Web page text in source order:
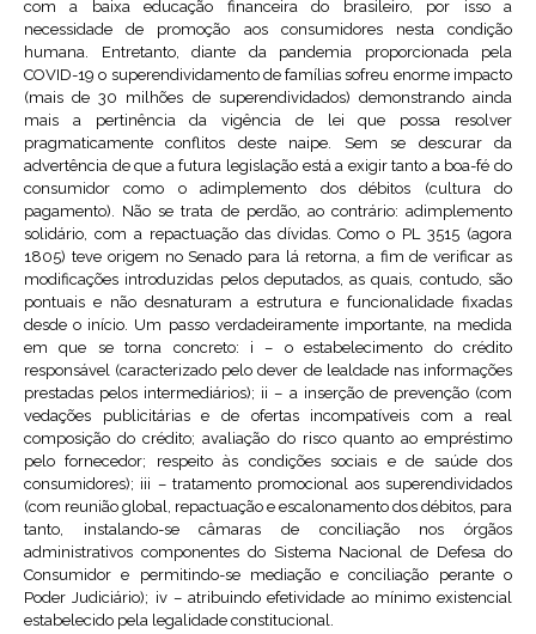
com a baixa educação financeira do brasileiro, por isso a
necessidade de promoção aos consumidores nesta condição
humana. Entretanto, diante da pandemia proporcionada pela
COVID-19 o superendividamento de famílias sofreu enorme impacto
(mais de 30 milhões de superendividados) demonstrando ainda
mais a pertinência da vigência de lei que possa resolver
pragmaticamente conflitos deste naipe. Sem se descurar da
advertência de que a futura legislação está a exigir tanto a boa-fé do
consumidor como o adimplemento dos débitos (cultura do
pagamento). Não se trata de perdão, ao contrário: adimplemento
solidário, com a repactuação das dívidas. Como o PL 3515 (agora
1805) teve origem no Senado para lá retorna, a fim de verificar as
modificações introduzidas pelos deputados, as quais, contudo, são
pontuais e não desnaturam a estrutura e funcionalidade fixadas
desde o início. Um passo verdadeiramente importante, na medida
em que se torna concreto: i – o estabelecimento do crédito
responsável (caracterizado pelo dever de lealdade nas informações
prestadas pelos intermediários); ii – a inserção de prevenção (com
vedações publicitárias e de ofertas incompatíveis com a real
composição do crédito; avaliação do risco quanto ao empréstimo
pelo fornecedor; respeito às condições sociais e de saúde dos
consumidores); iii – tratamento promocional aos superendividados
(com reunião global, repactuação e escalonamento dos débitos, para
tanto, instalando-se câmaras de conciliação nos órgãos
administrativos componentes do Sistema Nacional de Defesa do
Consumidor e permitindo-se mediação e conciliação perante o
Poder Judiciário); iv – atribuindo efetividade ao mínimo existencial
estabelecido pela legalidade constitucional.